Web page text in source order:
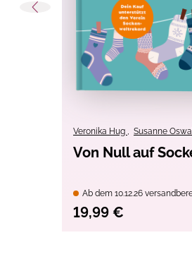
Einbandart:
Erscheinungs-Monat:
Material:
Themen:
Veronika Hug Susanne
Von Null auf
Ab dem 10.12.26
19,99 €